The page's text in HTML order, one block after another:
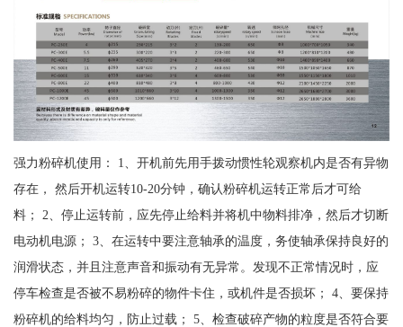
强力粉碎机使用： 1、开机前先用手拨动惯性轮观察机内是否有异物
存在， 然后开机运转10-20分钟，确认粉碎机运转正常后才可给
料； 2、停止运转前，应先停止给料并将机中物料排净，然后才切断
电动机电源； 3、在运转中要注意轴承的温度，务使轴承保持良好的
润滑状态，并且注意声音和振动有无异常。发现不正常情况时，应
停车检查是否被不易粉碎的物件卡住，或机件是否损坏； 4、要保持
粉碎机的给料均匀，防止过载； 5、检查破碎产物的粒度是否符合要